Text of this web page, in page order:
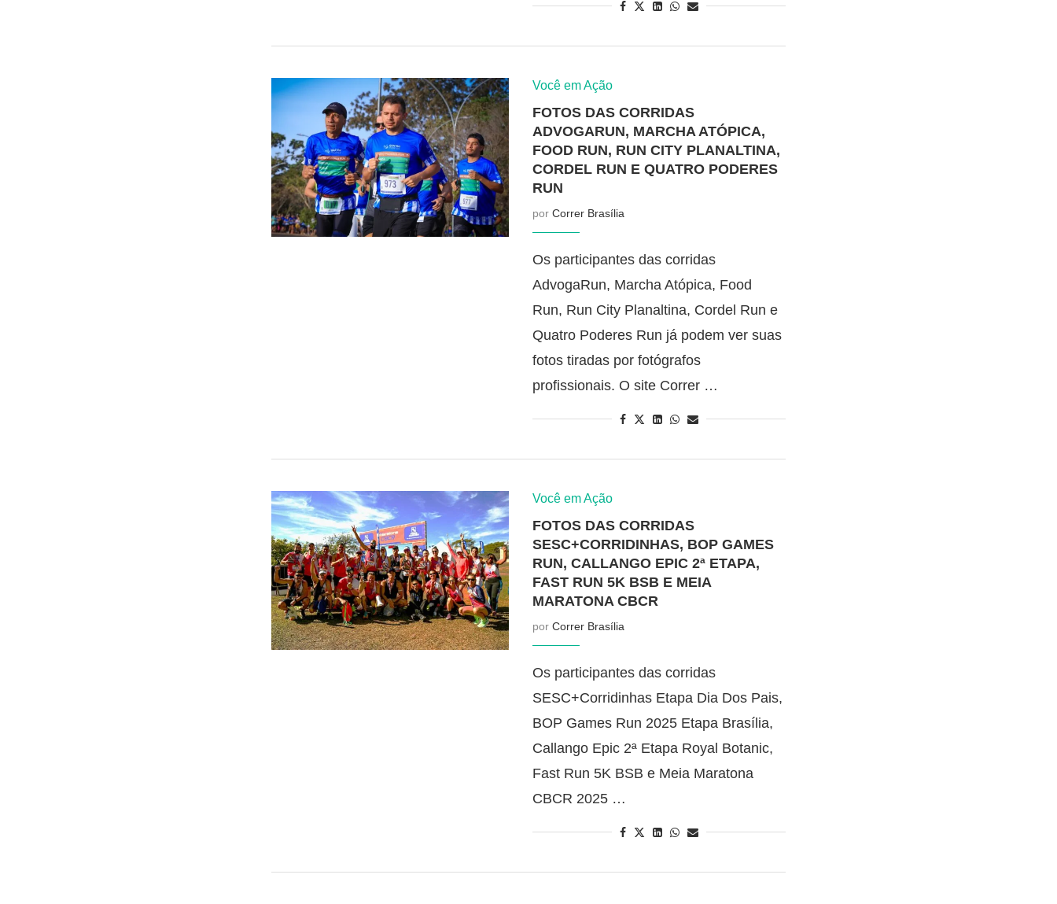
Você em Ação
FOTOS DAS CORRIDAS
ADVOGARUN, MARCHA ATÓPICA,
FOOD RUN, RUN CITY PLANALTINA,
CORDEL RUN E QUATRO PODERES
RUN
porCorrer Brasília
Os participantes das corridas
AdvogaRun, Marcha Atópica, Food
Run, Run City Planaltina, Cordel Run e
Quatro Poderes Run já podem ver suas
fotos tiradas por fotógrafos
profissionais. O site Correr …
Você em Ação
FOTOS DAS CORRIDAS
SESC+CORRIDINHAS, BOP GAMES
RUN, CALLANGO EPIC 2ª ETAPA,
FAST RUN 5K BSB E MEIA
MARATONA CBCR
porCorrer Brasília
Os participantes das corridas
SESC+Corridinhas Etapa Dia Dos Pais,
BOP Games Run 2025 Etapa Brasília,
Callango Epic 2ª Etapa Royal Botanic,
Fast Run 5K BSB e Meia Maratona
CBCR 2025 …